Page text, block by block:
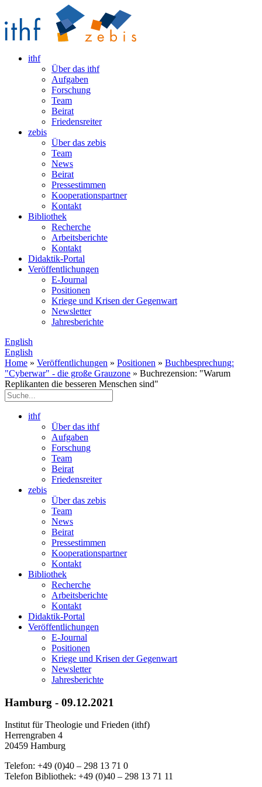
ithf
Über das ithf
Aufgaben
Forschung
Team
Beirat
Friedensreiter
zebis
Über das zebis
Team
News
Beirat
Pressestimmen
Kooperationspartner
Kontakt
Bibliothek
Recherche
Arbeitsberichte
Kontakt
Didaktik-Portal
Veröffentlichungen
E­-Journal
Positionen
Kriege und Krisen der Gegenwart
Newsletter
Jahresberichte
English
English
Home » Veröffentlichungen » Positionen » Buchbesprechung:
"Cyberwar" - die große Grauzone » Buchrezension: "Warum
Replikanten die besseren Menschen sind"
ithf
Über das ithf
Aufgaben
Forschung
Team
Beirat
Friedensreiter
zebis
Über das zebis
Team
News
Beirat
Pressestimmen
Kooperationspartner
Kontakt
Bibliothek
Recherche
Arbeitsberichte
Kontakt
Didaktik-Portal
Veröffentlichungen
E­-Journal
Positionen
Kriege und Krisen der Gegenwart
Newsletter
Jahresberichte
Hamburg - 09.12.2021
Institut für Theologie und Frieden (ithf)
Herrengraben 4
20459 Hamburg
Telefon: +49 (0)40 – 298 13 71 0
Telefon Bibliothek: +49 (0)40 – 298 13 71 11